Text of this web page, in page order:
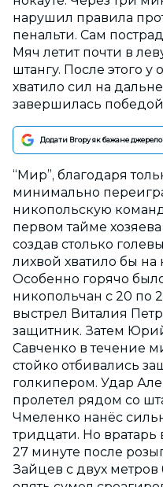
нарушил правила
пенальти. Сам
Мяч летит почти в
штангу. После этого
хватило сил на
завершилась победой
Додати Вгору як бажане джерело
“Мир”, благодаря
минимально
никопольскую
первом тайме
создав столько
лихвой хватило бы на
Особенно горячо
никопольчан с 20 по
выстрел Виталия
защитник. Затем
Савченко в течение
стойко отбивались
голкипером. Удар
пролетел рядом со
Чмеленко нанёс
тридцати. Но вратарь
27 минуте после
Зайцев с двух